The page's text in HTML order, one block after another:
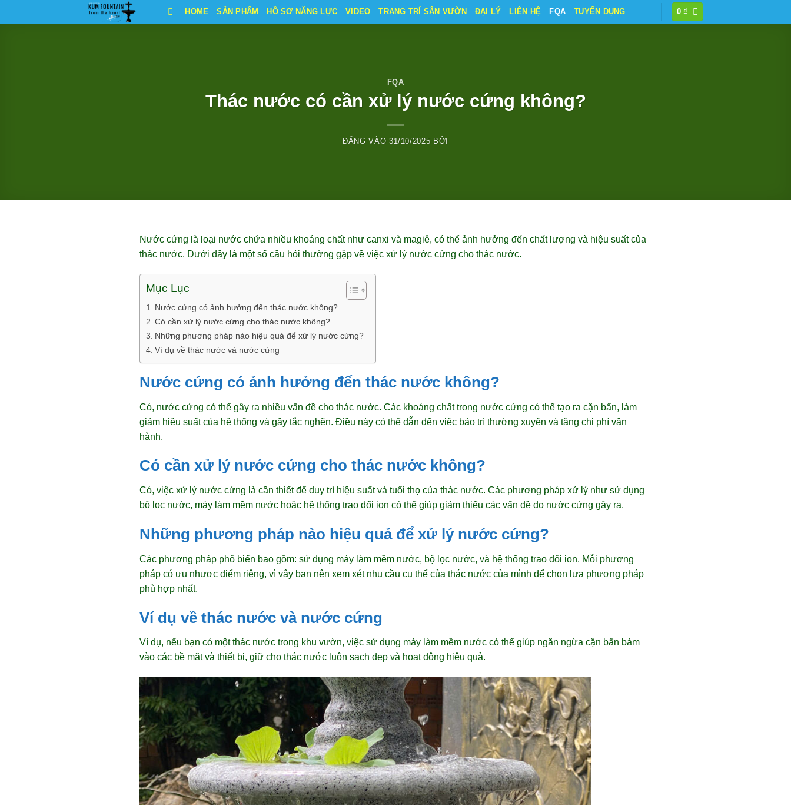
qua
HOME SẢN PHẨM HỒ SƠ NĂNG LỰC VIDEO TRANG TRÍ SÂN VƯỜN ĐẠI LÝ LIÊN HỆ FQA TUYỂN DỤNG 0₫
FQA
Thác nước có cần xử lý nước cứng không?
ĐĂNG VÀO 31/10/2025 BỞI
Nước cứng là loại nước chứa nhiều khoáng chất như canxi và magiê, có thể ảnh hưởng đến chất lượng và hiệu suất của
thác nước. Dưới đây là một số câu hỏi thường gặp về việc xử lý nước cứng cho thác nước.
Mục Lục
Nước cứng có ảnh hưởng đến thác nước không?
Có cần xử lý nước cứng cho thác nước không?
Những phương pháp nào hiệu quả để xử lý nước cứng?
Ví dụ về thác nước và nước cứng
Nước cứng có ảnh hưởng đến thác nước không?
Có, nước cứng có thể gây ra nhiều vấn đề cho thác nước. Các khoáng chất trong nước cứng có thể tạo ra cặn bẩn, làm
giảm hiệu suất của hệ thống và gây tắc nghẽn. Điều này có thể dẫn đến việc bảo trì thường xuyên và tăng chi phí vận
hành.
Có cần xử lý nước cứng cho thác nước không?
Có, việc xử lý nước cứng là cần thiết để duy trì hiệu suất và tuổi thọ của thác nước. Các phương pháp xử lý như sử dụng
bộ lọc nước, máy làm mềm nước hoặc hệ thống trao đổi ion có thể giúp giảm thiểu các vấn đề do nước cứng gây ra.
Những phương pháp nào hiệu quả để xử lý nước cứng?
Các phương pháp phổ biến bao gồm: sử dụng máy làm mềm nước, bộ lọc nước, và hệ thống trao đổi ion. Mỗi phương
pháp có ưu nhược điểm riêng, vì vậy bạn nên xem xét nhu cầu cụ thể của thác nước của mình để chọn lựa phương pháp
phù hợp nhất.
Ví dụ về thác nước và nước cứng
Ví dụ, nếu bạn có một thác nước trong khu vườn, việc sử dụng máy làm mềm nước có thể giúp ngăn ngừa cặn bẩn bám
vào các bề mặt và thiết bị, giữ cho thác nước luôn sạch đẹp và hoạt động hiệu quả.